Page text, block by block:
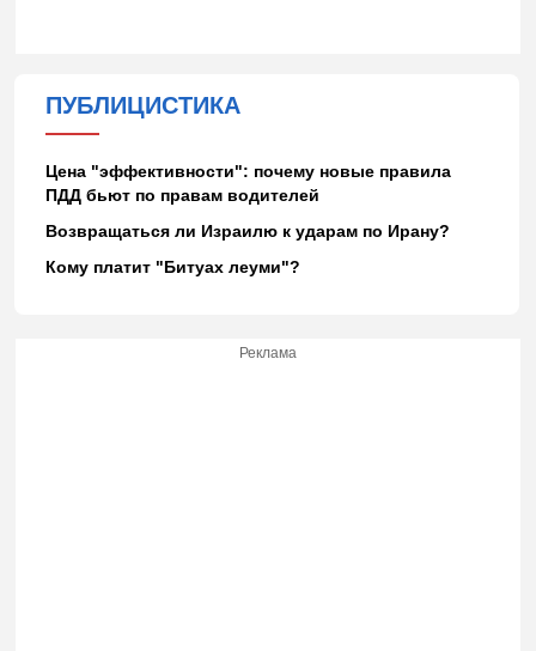
ПУБЛИЦИСТИКА
Цена "эффективности": почему новые правила
ПДД бьют по правам водителей
Возвращаться ли Израилю к ударам по Ирану?
Кому платит "Битуах леуми"?
Реклама